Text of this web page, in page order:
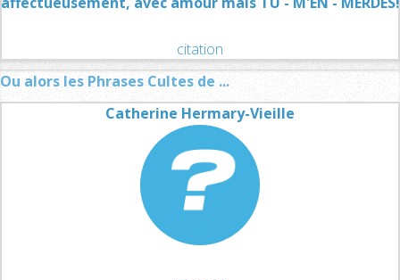
citation
Ou alors les Phrases Cultes de ...
Catherine Hermary-Vieille